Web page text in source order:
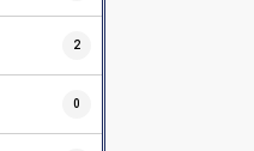
2
0